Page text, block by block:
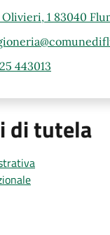
Olivieri, 1 83040
443013
di tutela